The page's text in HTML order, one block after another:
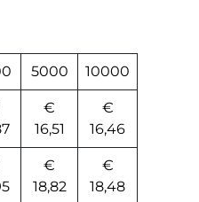
5000 10000
€
16,51
€
16,46
€
18,82
€
18,48